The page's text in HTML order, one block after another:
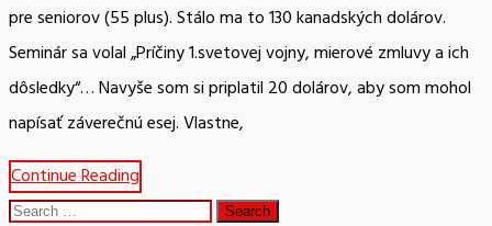
pre seniorov (55 plus). Stálo ma to 130 kanadských dolárov.
Seminár sa volal „Príčiny 1.svetovej vojny, mierové zmluvy a ich
dôsledky“… Navyše som si priplatil 20 dolárov, aby som mohol
napísať záverečnú esej. Vlastne,
Continue Reading
Search